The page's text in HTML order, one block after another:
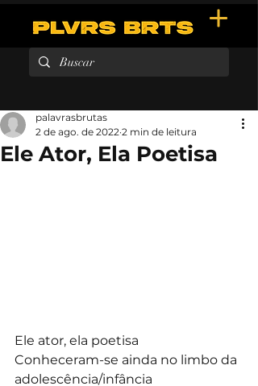
Ele Ator, Ela Poetisa
palavrasbrutas
2 de ago. de 2022 2 min de leitura
Ele ator, ela poetisa
Conheceram-se ainda no limbo da
adolescência/infância